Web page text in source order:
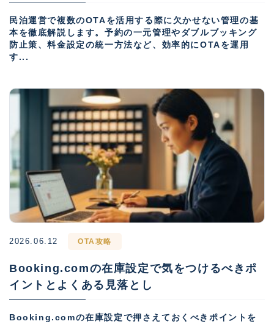
民泊運営で複数のOTAを活用する際に欠かせない管理の基
本を徹底解説します。予約の一元管理やダブルブッキング
防止策、料金設定の統一方法など、効率的にOTAを運用
す...
2026.06.12 OTA攻略
Booking.comの在庫設定で気をつけるべきポ
イントとよくある見落とし
Booking.comの在庫設定で押さえておくべきポイントを